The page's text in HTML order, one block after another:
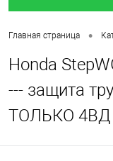
Главная страница •
Honda
--- защита
ТОЛЬКО 4ВД